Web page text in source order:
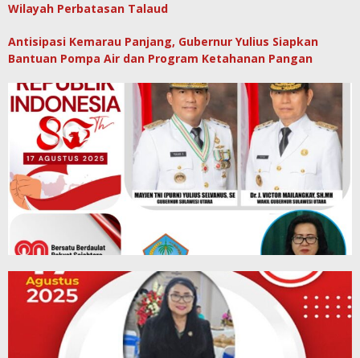
Wilayah Perbatasan Talaud
Antisipasi Kemarau Panjang, Gubernur Yulius Siapkan
Bantuan Pompa Air dan Program Ketahanan Pangan